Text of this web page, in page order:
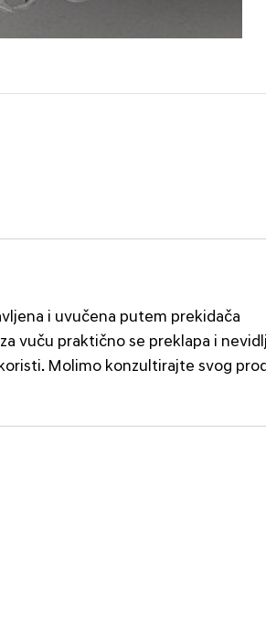
i uvučena putem prekidača
vuču praktično se preklapa i
Molimo konzultirajte svog